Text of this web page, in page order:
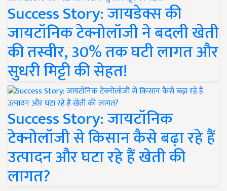
Success Story: जायडेक्स की
जायटॉनिक टेक्नोलॉजी ने बदली खेती
की तस्वीर, 30% तक घटी लागत और
सुधरी मिट्टी की सेहत!
Success Story: जायटॉनिक
टेक्नोलॉजी से किसान कैसे बढ़ा रहे हैं
उत्पादन और घटा रहे हैं खेती की
लागत?